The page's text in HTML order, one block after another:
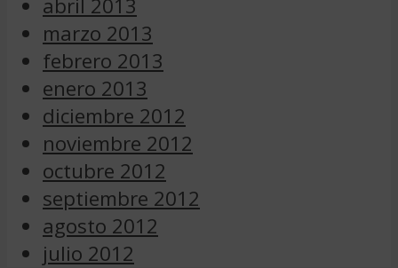
marzo 2013
febrero 2013
enero 2013
diciembre 2012
noviembre 2012
octubre 2012
septiembre 2012
agosto 2012
julio 2012